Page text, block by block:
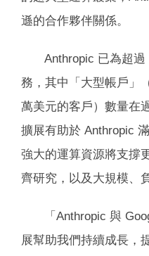
遜的合作夥伴關係。
Anthropic 已為超
務，其中「大型帳戶」
萬美元的客戶）數量在
擴展有助於 Anthropic
強大的運算資源將支撐
齊研究，以及大規模、
「Anthropic 與
展幫助我們持續成長，